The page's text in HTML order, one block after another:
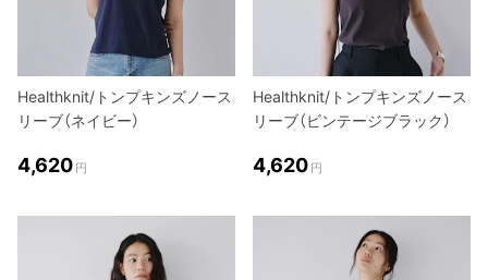
Healthknit/トンプキンズノース
リーブ（ネイビー）
4,620 円
Healthknit/トンプキンズノース
リーブ（ビンテージブラック）
4,620 円